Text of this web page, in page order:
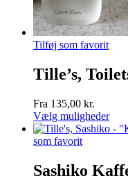
Tilføj som favorit
Tille’s,
Fra 135,00 kr.
Vælg muligheder
Dette
vare
flere
varianter.
som favorit
Sashiko